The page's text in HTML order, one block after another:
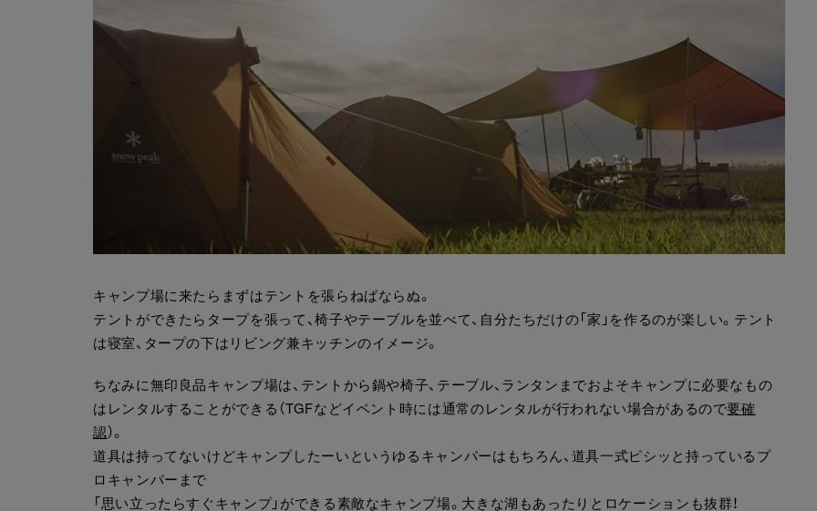
キャンプ場に来たらまずはテントを張らねばならぬ。
テントができたらタープを張って、椅子やテーブルを並べて、自分たちだけの「家」を作るのが楽しい。テント
は寝室、タープの下はリビング兼キッチンのイメージ。
ちなみに無印良品キャンプ場は、テントから鍋や椅子、テーブル、ランタンまでおよそキャンプに必要なもの
はレンタルすることができる（TGFなどイベント時には通常のレンタルが行われない場合があるので要確
認）。
道具は持ってないけどキャンプしたーいというゆるキャンパーはもちろん、道具一式ピシッと持っているプ
ロキャンパーまで
「思い立ったらすぐキャンプ」ができる素敵なキャンプ場。大きな湖もあったりとロケーションも抜群！